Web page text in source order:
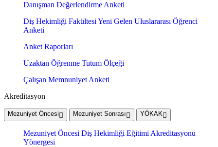
Danışman Değerlendirme Anketi
Diş Hekimliği Fakültesi Yeni Gelen Uluslararası Öğrenci
Anketi
Anket Raporları
Uzaktan Öğrenme Tutum Ölçeği
Çalışan Memnuniyet Anketi
Akreditasyon
Mezuniyet Öncesi Mezuniyet Sonrası YÖKAK
Mezuniyet Öncesi Diş Hekimliği Eğitimi Akreditasyonu
Yönergesi